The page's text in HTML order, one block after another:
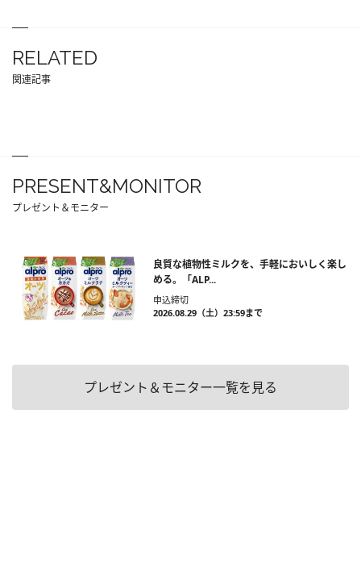
RELATED
関連記事
PRESENT&MONITOR
プレゼント＆モニター
良質な植物性ミルクを、手軽においしく楽し
める。「ALP...
申込締切
2026.08.29（土）23:59まで
プレゼント＆モニター一覧を見る